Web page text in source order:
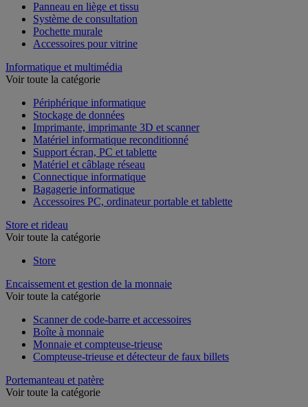
Panneau en liège et tissu
Système de consultation
Pochette murale
Accessoires pour vitrine
Informatique et multimédia
Voir toute la catégorie
Périphérique informatique
Stockage de données
Imprimante, imprimante 3D et scanner
Matériel informatique reconditionné
Support écran, PC et tablette
Matériel et câblage réseau
Connectique informatique
Bagagerie informatique
Accessoires PC, ordinateur portable et tablette
Store et rideau
Voir toute la catégorie
Store
Encaissement et gestion de la monnaie
Voir toute la catégorie
Scanner de code-barre et accessoires
Boîte à monnaie
Monnaie et compteuse-trieuse
Compteuse-trieuse et détecteur de faux billets
Portemanteau et patère
Voir toute la catégorie